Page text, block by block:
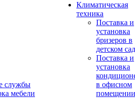
службы
мебели
Климатическая
техника
Поставка и
установка
бризеров в
детском
Поставка и
установка
в офисном
помещении